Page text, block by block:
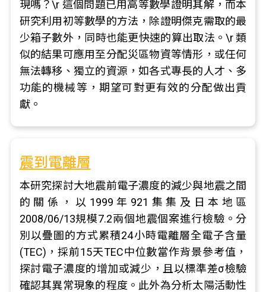
現嗎？\r 這個問題已用高等數學證明其解，而本
研究利用初等數學的方法，除證明傑克需取的最
少箱子數外，同時也能更快速的算出取法。\r 類
似的結果可應用至分配災區物資等情形，或任何
無法轉移、獨立的資源，如各式專長的人才、多
功能的機械等，期望可對更有效的分配做出貢
獻。
震到電離層
本研究探討大地震前電子濃度的減少與地震之間
的關係，以1999年921集集及日本地區
2008/06/13規模7.2兩個地震個案進行檢驗。分
別以疊圖的方式累積24小時電離層全電子含量
(TEC)，採前15天TEC中位數當作背景參考值，
探討電子濃度的增加或減少，且以標準差σ檢驗
確認其異常現象的程度。此外為分析太陽活動性